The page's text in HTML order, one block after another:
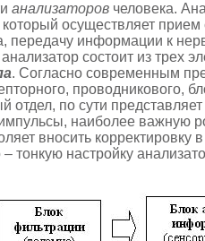
анализаторов человека.
осуществляет прием
передачу информации к
состоит из трех
. Согласно современным
проводникового,
отдел, по сути
наиболее важную
вносить корректировку
настройку